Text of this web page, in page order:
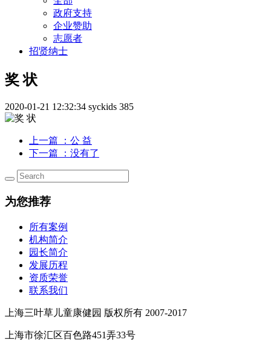
政府支持
企业赞助
志愿者
招贤纳士
奖 状
2020-01-21 12:32:34 syckids 385
上一篇
：公 益
下一篇
：没有了
为您推荐
所有案例
机构简介
园长简介
发展历程
资质荣誉
联系我们
上海三叶草儿童康健园 版权所有 2007-2017
上海市徐汇区百色路451弄33号